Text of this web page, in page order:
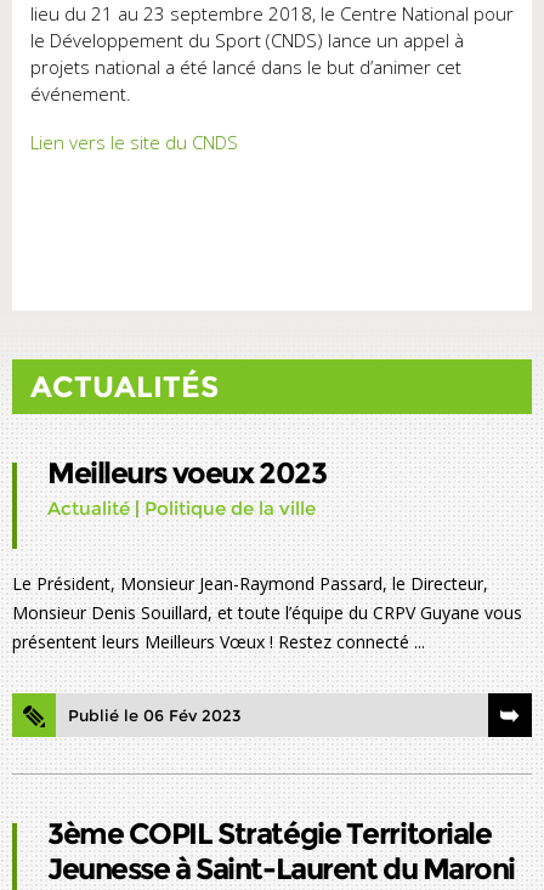
lieu du 21 au 23 septembre 2018, le Centre National pour
le Développement du Sport (CNDS) lance un appel à
projets national a été lancé dans le but d’animer cet
événement.
Lien vers le site du CNDS
ACTUALITÉS
Meilleurs voeux 2023
Actualité | Politique de la ville
Le Président, Monsieur Jean-Raymond Passard, le Directeur,
Monsieur Denis Souillard, et toute l’équipe du CRPV Guyane vous
présentent leurs Meilleurs Vœux ! Restez connecté ...
Publié le 06 Fév 2023
3ème COPIL Stratégie Territoriale
Jeunesse à Saint-Laurent du Maroni